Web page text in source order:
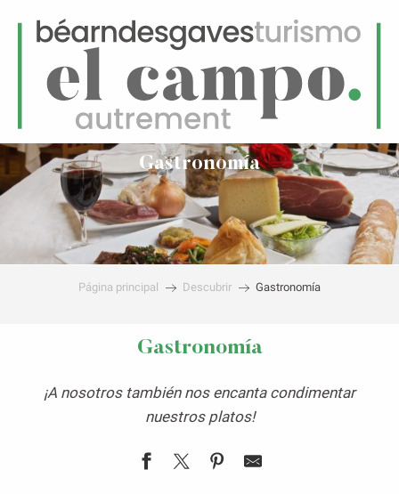
Menú
Gastronomía
Página principal Descubrir Gastronomía
Gastronomía
¡A nosotros también nos encanta condimentar
nuestros platos!